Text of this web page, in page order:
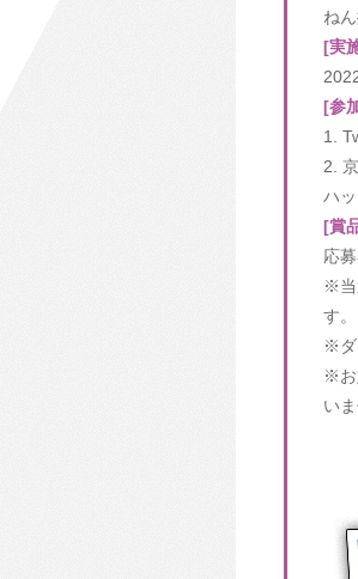
ね
[実
[参
1.
2.
ハ
[賞
応
※当
す。
※ダ
※お
いま